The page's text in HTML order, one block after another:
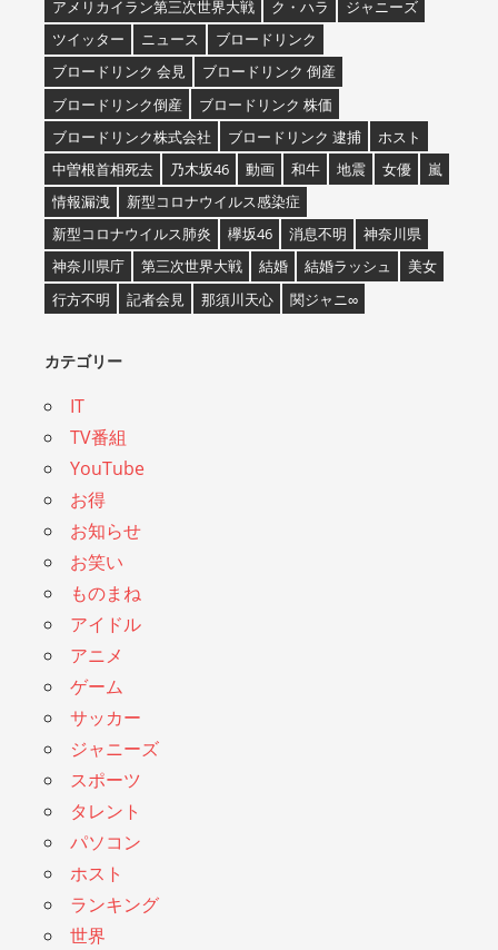
アメリカイラン第三次世界大戦
ク・ハラ
ジャニーズ
ツイッター
ニュース
ブロードリンク
ブロードリンク 会見
ブロードリンク 倒産
ブロードリンク倒産
ブロードリンク 株価
ブロードリンク株式会社
ブロードリンク 逮捕
ホスト
中曽根首相死去
乃木坂46 動画 和牛 地震 女優
嵐
情報漏洩
新型コロナウイルス感染症
新型コロナウイルス肺炎
欅坂46 消息不明
神奈川県
神奈川県庁
第三次世界大戦 結婚 結婚ラッシュ
美女
行方不明
記者会見 那須川天心 関ジャニ∞
カテゴリー
IT
TV番組
YouTube
お得
お知らせ
お笑い
ものまね
アイドル
アニメ
ゲーム
サッカー
ジャニーズ
スポーツ
タレント
パソコン
ホスト
ランキング
世界